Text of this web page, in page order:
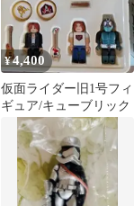
¥4,400
仮面ライダー旧1号フィ
ギュア/キューブリック